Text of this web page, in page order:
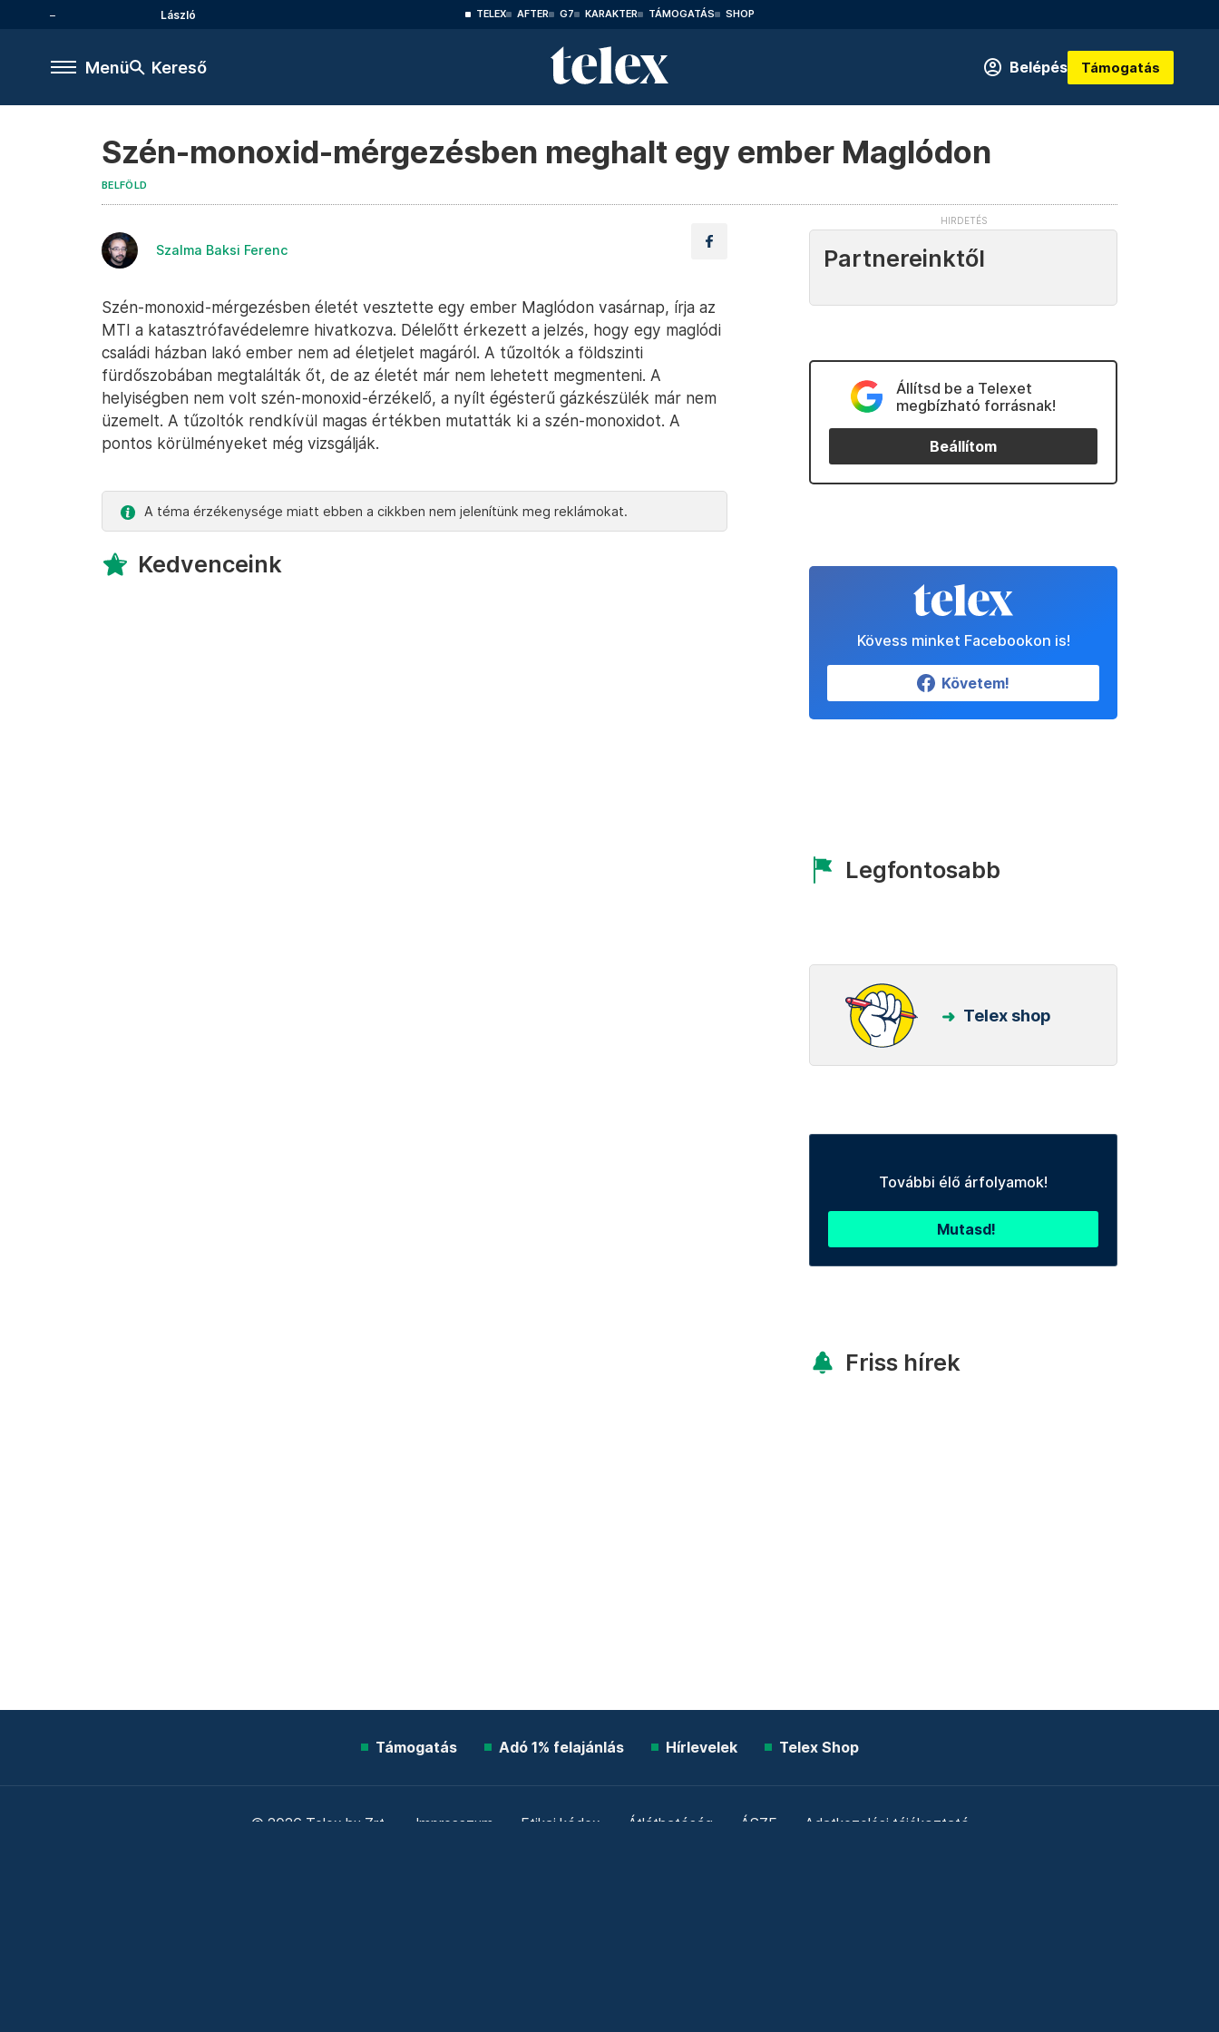
László TELEX AFTER G7 KARAKTER TÁMOGATÁS SHOP
Menü Kereső Belépés Támogatás
Szén-monoxid-mérgezésben meghalt egy ember Maglódon
BELFÖLD
Szalma Baksi Ferenc
Szén-monoxid-mérgezésben életét vesztette egy ember Maglódon vasárnap, írja az
MTI a katasztrófavédelemre hivatkozva. Délelőtt érkezett a jelzés, hogy egy maglódi
családi házban lakó ember nem ad életjelet magáról. A tűzoltók a földszinti
fürdőszobában megtalálták őt, de az életét már nem lehetett megmenteni. A
helyiségben nem volt szén-monoxid-érzékelő, a nyílt égésterű gázkészülék már nem
üzemelt. A tűzoltók rendkívül magas értékben mutatták ki a szén-monoxidot. A
pontos körülményeket még vizsgálják.
A téma érzékenysége miatt ebben a cikkben nem jelenítünk meg reklámokat.
Kedvenceink
Partnereinktől
Állítsd be a Telexet
megbízható forrásnak!
Beállítom
Kövess minket Facebookon is!
Követem!
Legfontosabb
Telex shop
További élő árfolyamok!
Mutasd!
Friss hírek
Támogatás Adó 1% felajánlás Hírlevelek Telex Shop
© 2026 Telex.hu Zrt. Impresszum Etikai kódex Átláthatóság ÁSZF Adatkezelési tájékoztató